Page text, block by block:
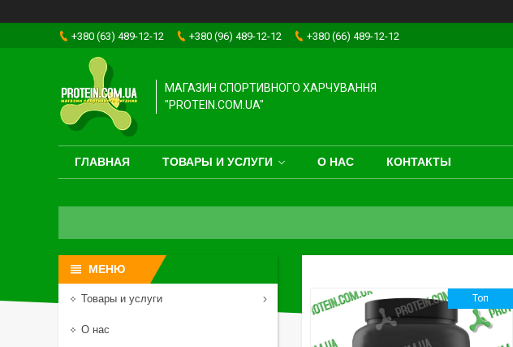
+380 (63) 489-12-12 +380 (96) 489-12-12 +380 (66) 489-12-12
МАГАЗИН СПОРТИВНОГО ХАРЧУВАННЯ
"PROTEIN.COM.UA"
ГЛАВНАЯ ТОВАРЫ И УСЛУГИ О НАС КОНТАКТЫ
Топ
Товары и услуги
О нас